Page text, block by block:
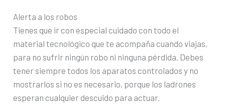
Alerta a los robos
Tienes que ir con especial cuidado con todo el
material tecnológico que te acompaña cuando viajas,
para no sufrir ningún robo ni ninguna pérdida. Debes
tener siempre todos los aparatos controlados y no
mostrarlos si no es necesario, porque los ladrones
esperan cualquier descuido para actuar.